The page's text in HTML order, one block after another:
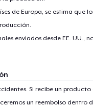
de Europa, se estima que
enviados desde EE. UU.,
Si recibe un
un reembolso dentro